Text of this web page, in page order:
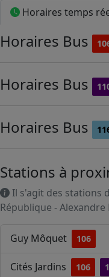
Horaires temps
Horaires Bus
Horaires Bus
Horaires Bus
Stations à
Il s'agit des stations
République - Alexandre
Guy Môquet 106
Cités Jardins 106